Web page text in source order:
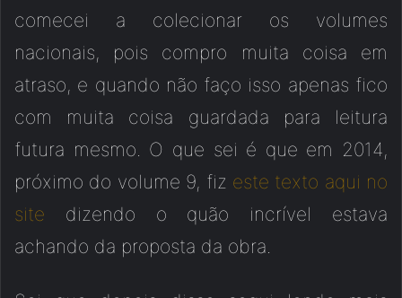
comecei a colecionar os volumes
nacionais, pois compro muita coisa em
atraso, e quando não faço isso apenas fico
com muita coisa guardada para leitura
futura mesmo. O que sei é que em 2014,
próximo do volume 9, fiz este texto aqui no
site dizendo o quão incrível estava
achando da proposta da obra.